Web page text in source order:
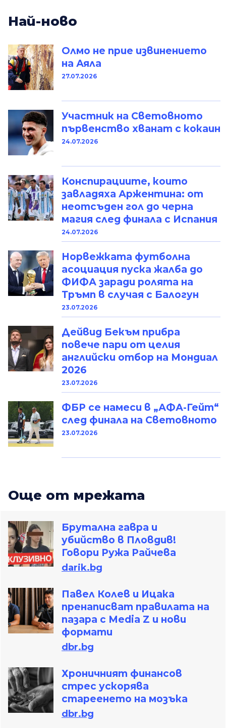
Най-ново
Олмо не прие извинението
на Аяла
27.07.2026
Участник на Световното
първенство хванат с кокаин
24.07.2026
Конспирациите, които
завладяха Аржентина: от
неотсъден гол до черна
магия след финала с Испания
24.07.2026
Норвежката футболна
асоциация пуска жалба до
ФИФА заради ролята на
Тръмп в случая с Балогун
23.07.2026
Дейвид Бекъм прибра
повече пари от целия
английски отбор на Мондиал
2026
23.07.2026
ФБР се намеси в „АФА-Гейт“
след финала на Световното
23.07.2026
Oще от мрежата
Брутална гавра и
убийство в Пловдив!
Говори Ружа Райчева
darik.bg
Павел Колев и Ицака
пренаписват правилата на
пазара с Media Z и нови
формати
dbr.bg
Хроничният финансов
стрес ускорява
стареенето на мозъка
dbr.bg